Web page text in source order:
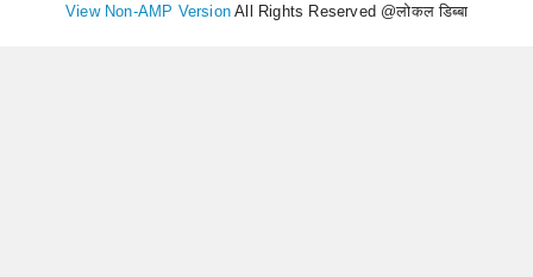
View Non-AMP Version All Rights Reserved @लोकल डिब्बा